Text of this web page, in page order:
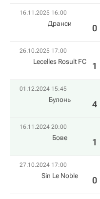
16.11.2025 16:00
Дранси 0
26.10.2025 17:00
Lecelles Rosult FC 1
01.12.2024 15:45
Булонь 4
16.11.2024 20:00
Бове 1
27.10.2024 17:00
Sin Le Noble 0